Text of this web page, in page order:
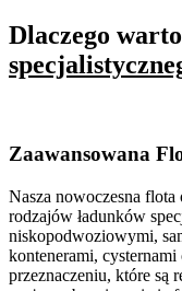
Dlaczego
Zaawansowana
Nasza nowoczesna
rodzajów ładunków
niskopodwoziowymi,
kontenerami,
przeznaczeniu, które są